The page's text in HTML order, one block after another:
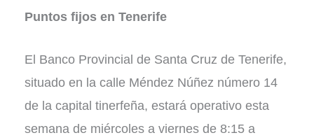
Puntos fijos en Tenerife
El Banco Provincial de Santa Cruz de Tenerife,
situado en la calle Méndez Núñez número 14
de la capital tinerfeña, estará operativo esta
semana de miércoles a viernes de 8:15 a